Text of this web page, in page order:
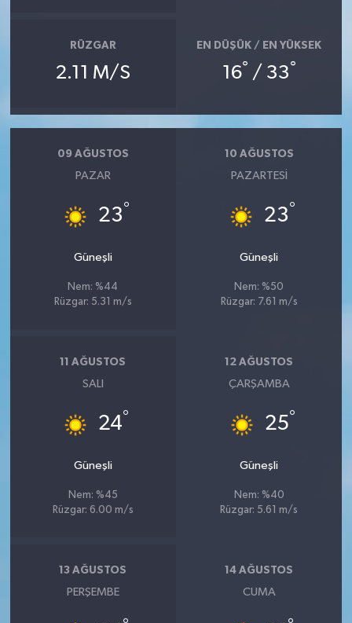
RÜZGAR
2.11 M/S
EN DÜŞÜK / EN YÜKSEK
16° / 33°
09 AĞUSTOS
PAZAR
23°
Güneşli
Nem: %44
Rüzgar: 5.31 m/s
10 AĞUSTOS
PAZARTESI
23°
Güneşli
Nem: %50
Rüzgar: 7.61 m/s
11 AĞUSTOS
SALI
24°
Güneşli
Nem: %45
Rüzgar: 6.00 m/s
12 AĞUSTOS
ÇARŞAMBA
25°
Güneşli
Nem: %40
Rüzgar: 5.61 m/s
13 AĞUSTOS
PERŞEMBE
14 AĞUSTOS
CUMA